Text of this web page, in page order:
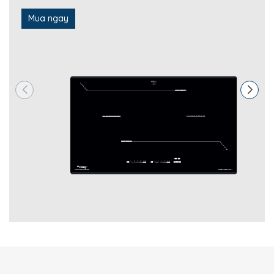
Nhờ đó, bếp có khả năng tiết kiệm khoảng
đồng thời duy trì nhiệt độ chính xác và nâng cao hiệu quả sử
Chỉnh Nhiệt Chính Xác
Bếp sử dụng bảng điều khiển
12 mức
, cho phép người dùng dễ dàng lựa chọn mức nhiệt
Giao diện trực quan, thao tác mượt mà giúp việc sử dụng trở
nên đơn giản và thuận tiện hơn.
Đa Dạng Chức Năng Hỗ Trợ Nấu Ăn
Mua ngay